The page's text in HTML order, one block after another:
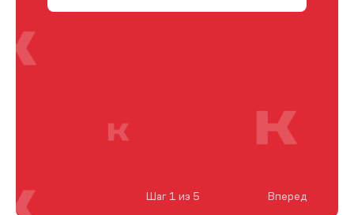
Шаг 1 из 5 Вперед